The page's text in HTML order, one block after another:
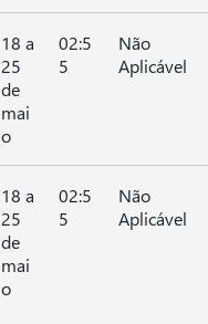
18 a
25
de
mai
o
02:5
5
Não
Aplicável
18 a
25
de
mai
o
02:5
5
Não
Aplicável